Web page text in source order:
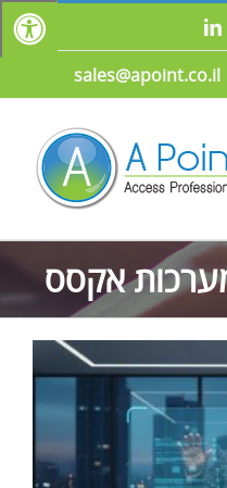
LinkedIn
sales@apoint.co.il
אקסס